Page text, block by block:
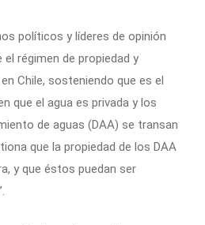
políticos y líderes de opinión
régimen de propiedad y
Chile, sosteniendo que es el
que el agua es privada y los
de aguas (DAA) se transan
que la propiedad de los DAA
y que éstos puedan ser